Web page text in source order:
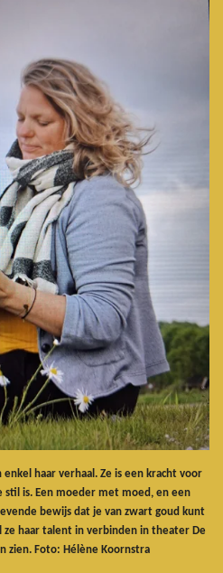
enkel haar verhaal. Ze is een kracht voor
is. Een moeder met moed, en een
bewijs dat je van zwart goud kunt
ze haar talent in verbinden in theater De
zien. Foto: Hélène Koornstra